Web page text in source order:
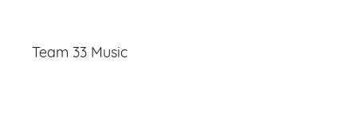
Team 33 Music